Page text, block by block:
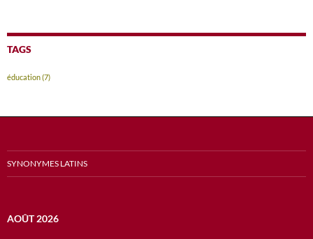
TAGS
éducation(7)
SYNONYMES LATINS
AOÛT 2026